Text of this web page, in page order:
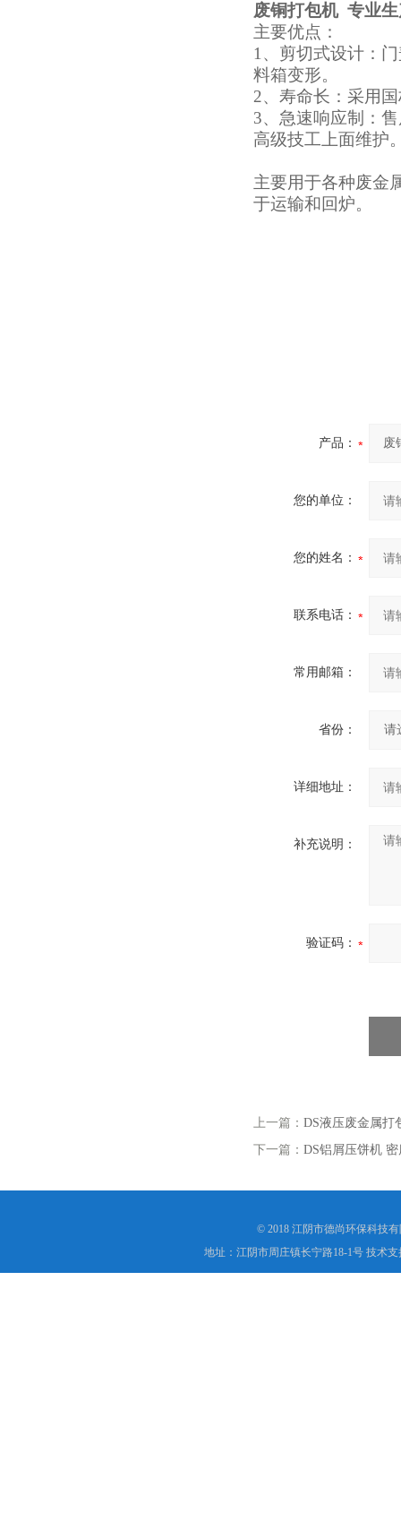
废铜打包机 专业
主要优点：
1、剪切式设计：
料箱变形。
2、寿命长：采用
3、急速响应制：
高级技工上面维护
主要用于各种废金
于运输和回炉。
产品：
您的单位：
您的姓名：
联系电话：
常用邮箱：
省份：
详细地址：
补充说明：
验证码：
上一篇： DS液压废金属打
下一篇： DS铝屑压饼机
© 2018 江阴市德尚环保科技
地址：江阴市周庄镇长宁路18-1号 技术